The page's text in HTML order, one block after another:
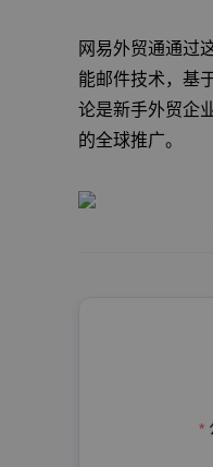
网易外贸通通过
能邮件技术，基
论是新手外贸企
的全球推广。